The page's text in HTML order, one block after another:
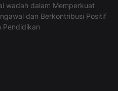
wadah dalam Memperkuat
dan Berkontribusi Positif
Pendidikan